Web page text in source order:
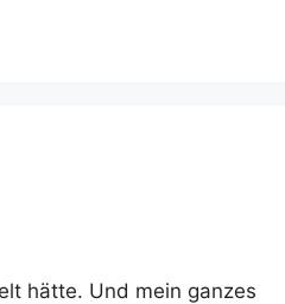
hätte. Und mein ganzes